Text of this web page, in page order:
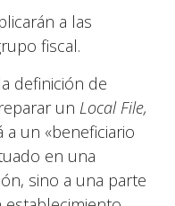
a las
fiscal.
definición de
un Local File,
un «beneficiario
en una
sino a una parte